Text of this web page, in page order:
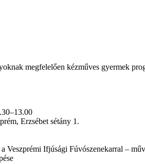
megfelelően kézműves gyermek
Erzsébet sétány 1.
Veszprémi Ifjúsági Fúvószenekarral –